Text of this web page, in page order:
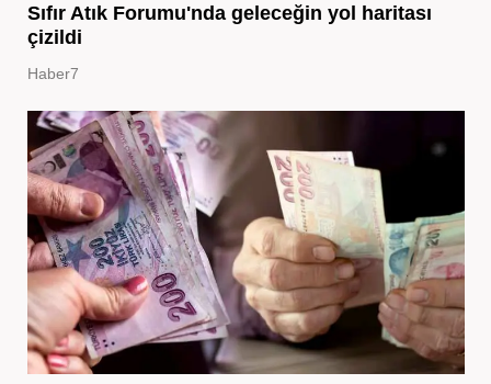
Sıfır Atık Forumu'nda geleceğin yol haritası
çizildi
Haber7